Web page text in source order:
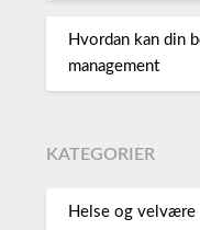
Hvordan kan din
management
KATEGORIER
Helse og velvære